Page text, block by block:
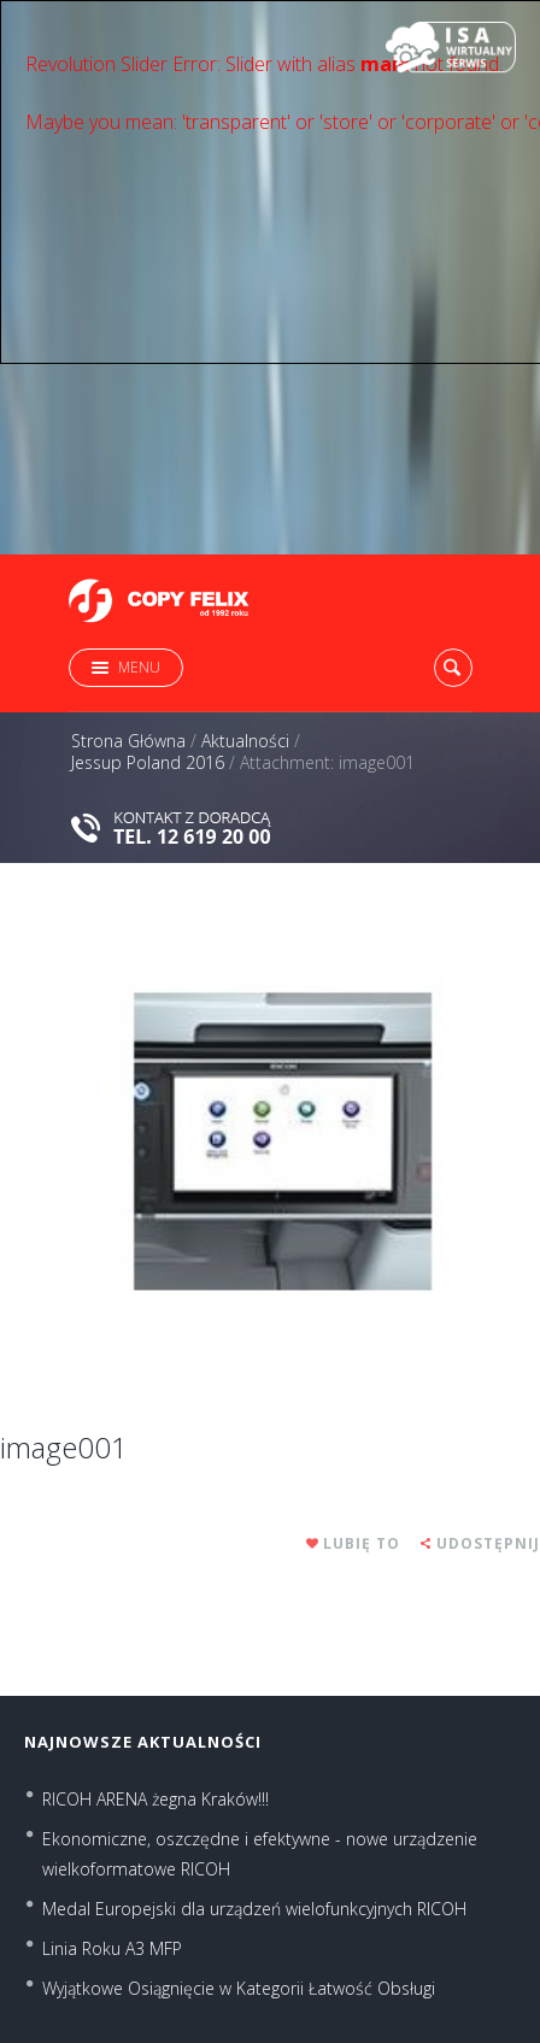
Revolution Slider Error: Slider with alias mainnot found.
Maybe you mean: 'transparent' or 'store' or 'сorporate' or
MENU
Strona Główna / Aktualności /
Jessup Poland 2016 / Attachment: image001
image001
LUBIĘ TO UDOSTĘPNIJ
NAJNOWSZE AKTUALNOŚCI
RICOH ARENA żegna Kraków!!!
Ekonomiczne, oszczędne i efektywne - nowe urządzenie
wielkoformatowe RICOH
Medal Europejski dla urządzeń wielofunkcyjnych RICOH
Linia Roku A3 MFP
Wyjątkowe Osiągnięcie w Kategorii Łatwość Obsługi